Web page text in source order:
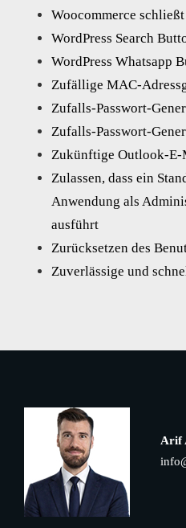
Woocommerce
WordPress Search
WordPress Whatsapp
Zufällige MAC-
Zufalls-Passwort-
Zufalls-Passwort-
Zukünftige Outlook-E-
Zulassen, dass ein
Anwendung als
ausführt
Zurücksetzen des
Zuverlässige und
Arif